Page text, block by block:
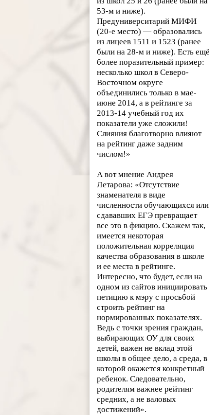
53-м и ниже).
Предуниверситарий МИФИ
(20-е место) — образовались
из лицеев 1511 и 1523 (ранее
были на 28-м и ниже). Есть ещё
более поразительный пример:
несколько школ в Северо-
Восточном округе
объединились только в мае-
июне 2014, а в рейтинге за
2013-14 учебный год их
показатели уже сложили!
Слияния благотворно влияют
на рейтинг даже задним
числом!»
А вот мнение Андрея
Летарова: «Отсутствие
знаменателя в виде
численности обучающихся или
сдававших ЕГЭ превращает
все это в фикцию. Скажем так,
имеется некоторая
положительная корреляция
качества образования в школе
и ее места в рейтинге.
Интересно, что будет, если на
одном из сайтов инициировать
петицию к мэру с просьбой
строить рейтинг на
нормированных показателях.
Ведь с точки зрения граждан,
выбирающих ОУ для своих
детей, важен не вклад этой
школы в общее дело, а среда, в
которой окажется конкретный
ребенок. Следовательно,
родителям важнее рейтинг
средних, а не валовых
достижений».